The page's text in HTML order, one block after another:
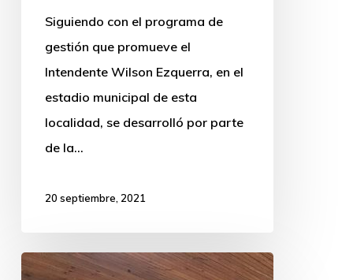
Siguiendo con el programa de
gestión que promueve el
Intendente Wilson Ezquerra, en el
estadio municipal de esta
localidad, se desarrolló por parte
de la…
20 septiembre, 2021
Se